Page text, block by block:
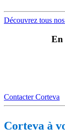
Découvrez tous
En
Contacter Corteva
Corteva à